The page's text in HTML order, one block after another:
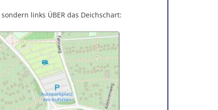
links ÜBER das Deichschart: